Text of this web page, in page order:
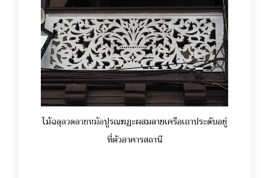
ไม้ฉลุลวดลายหม้อปูรณฆฏะผสมลายเครือเถาประดับอยู่
ที่ตัวอาคารสถานี